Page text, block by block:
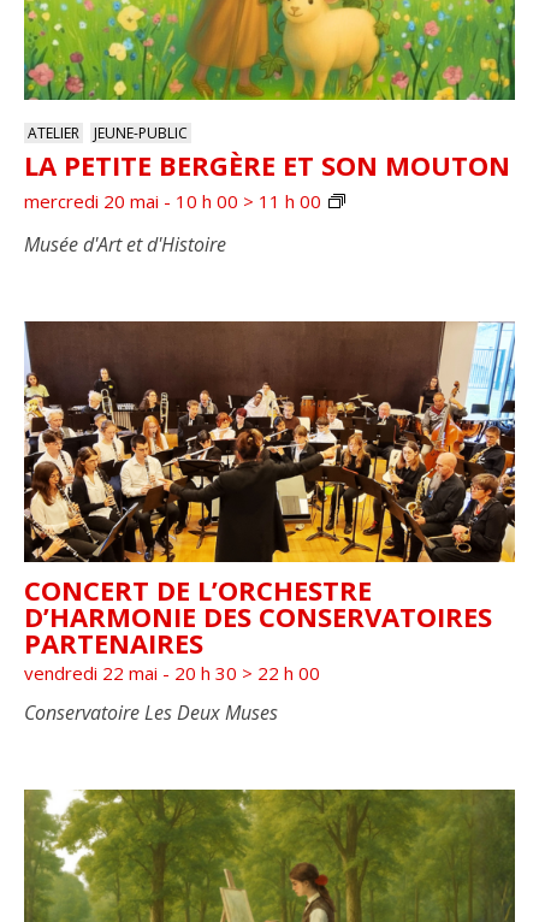
ATELIER JEUNE-PUBLIC
LA PETITE BERGÈRE ET SON MOUTON
mercredi 20 mai - 10 h 00 > 11 h 00
Musée d'Art et d'Histoire
CONCERT DE L’ORCHESTRE
D’HARMONIE DES CONSERVATOIRES
PARTENAIRES
vendredi 22 mai - 20 h 30 > 22 h 00
Conservatoire Les Deux Muses